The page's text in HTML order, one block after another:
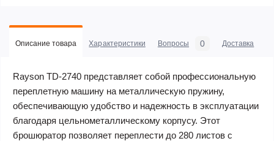
Описание товара Характеристики Вопросы 0 Доставка
Rayson TD-2740 представляет собой профессиональную
переплетную машину на металлическую пружину,
обеспечивающую удобство и надежность в эксплуатации
благодаря цельнометаллическому корпусу. Этот
брошюратор позволяет переплести до 280 листов с